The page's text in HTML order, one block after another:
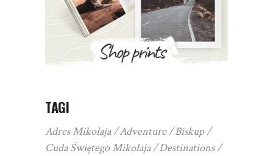
TAGI
Adres Mikołaja Adventure
Biskup
Cuda Świętego Mikołaja
Destinations